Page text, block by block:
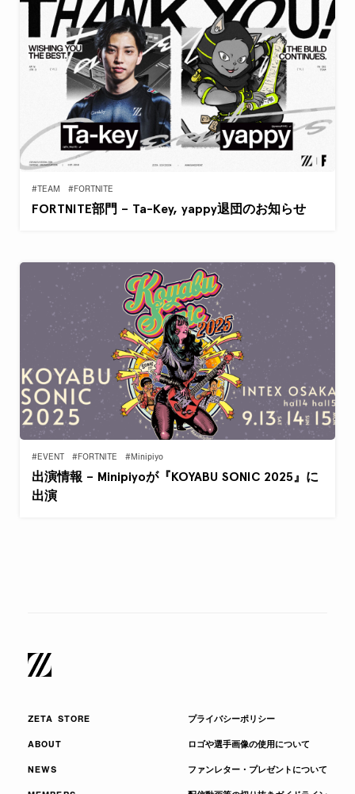
#TEAM #FORTNITE
FORTNITE部門 – Ta-Key, yappy退団のお知らせ
#EVENT #FORTNITE #Minipiyo
出演情報 – Minipiyoが『KOYABU SONIC 2025』に
出演
ZETA STORE
ABOUT
NEWS
プライバシーポリシー
ロゴや選手画像の使用について
ファンレター・プレゼントについて